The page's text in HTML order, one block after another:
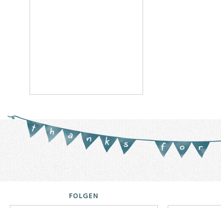
FOLGEN